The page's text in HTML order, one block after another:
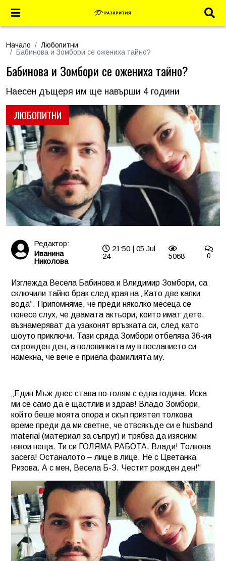
Начало
Любопитни
Бабинова и Зомбори се ожениха тайно?
ЛЮБОПИТНИ
Бабинова и Зомбори се ожениха тайно?
Наесен дъщеря им ще навърши 4 години
Редактор:
Иванина
Николова
21:50 | 05 Jul
24
5068 0
Изглежда Весела Бабинова и Влидимир Зомбори, са
сключили тайно брак след края на „Като две капки
вода“. Припомняме, че преди няколко месеца се
понесе слух, че двамата актьори, които имат дете,
възнамеряват да узаконят връзката си, след като
шоуто приключи. Тази сряда Зомбори отбеляза 36-ия
си рожден ден, а половинката му в посланието си
намекна, че вече е приела фамилията му.
„Един Мъж днес става по-голям с една година. Иска
ми се само да е щастлив и здрав! Владо Зомбори,
който беше моята опора и скъп приятел толкова
време преди да ми светне, че отвсякъде си е husband
material (материал за съпруг) и трябва да изясним
някои неща. Ти си ГОЛЯМА РАБОТА, Влади! Толкова
засега! Останалото – лице в лице. Не с Цветанка
Ризова. А с мен, Весела Б-З. Честит рожден ден!“